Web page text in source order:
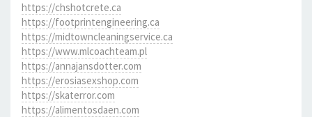
https://chshotcrete.ca
https://footprintengineering.ca
https://midtowncleaningservice.ca
https://www.mlcoachteam.pl
https://annajansdotter.com
https://erosiasexshop.com
https://skaterror.com
https://alimentosdaen.com